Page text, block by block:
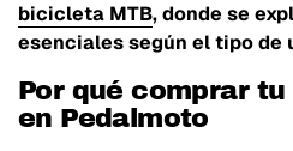
bicicleta MTB, donde se
esenciales según el tipo de
Por qué comprar
en Pedalmoto